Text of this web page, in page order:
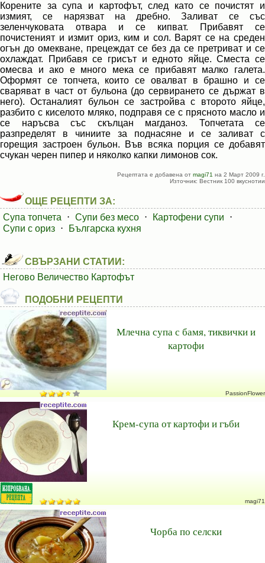
Корените за супа и картофът, след като се почистят и
измият, се нарязват на дребно. Заливат се със
зеленчуковата отвара и се кипват. Прибавят се
почистеният и измит ориз, ким и сол. Варят се на среден
огън до омекване, прецеждат се без да се претриват и се
охлаждат. Прибавя се грисът и едното яйце. Сместа се
омесва и ако е много мека се прибавят малко галета.
Оформят се топчета, които се овалват в брашно и се
сваряват в част от бульона (до сервирането се държат в
него). Останалият бульон се застройва с второто яйце,
разбито с киселото мляко, подправя се с прясното масло и
се наръсва със скълцан магданоз. Топчетата се
разпределят в чиниите за поднасяне и се заливат с
горещия застроен бульон. Във всяка порция се добавят
счукан черен пипер и няколко капки лимонов сок.
Рецептата е добавена от magi71 на 2 Март 2009 г.
Източник: Вестник 100 вкуснотии
ОЩЕ РЕЦЕПТИ ЗА:
Супа топчета
⋅ Супи без месо ⋅ Картофени супи
⋅
Супи с ориз ⋅ Българска кухня
СВЪРЗАНИ СТАТИИ:
Негово Величество Картофът
ПОДОБНИ РЕЦЕПТИ
Млечна супа с бамя, тиквички и
картофи
PassionFlower
Крем-супа от картофи и гъби
magi71
Чорба по селски